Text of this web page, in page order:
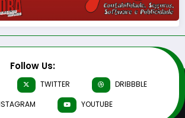
Follow Us:
TWITTER
DRIBBBLE
YOUTUBE